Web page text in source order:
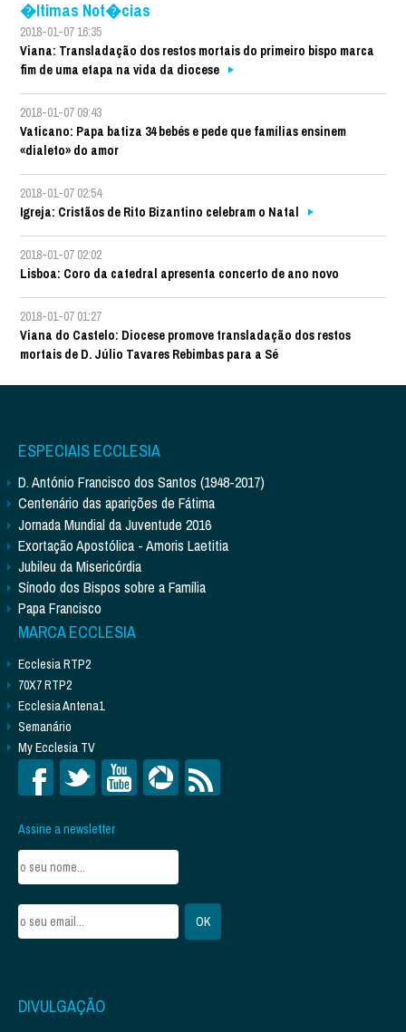
�ltimas Not�cias
2018-01-07 16:35
Viana: Transladação dos restos mortais do primeiro bispo marca
fim de uma etapa na vida da diocese
2018-01-07 09:43
Vaticano: Papa batiza 34 bebés e pede que famílias ensinem
«dialeto» do amor
2018-01-07 02:54
Igreja: Cristãos de Rito Bizantino celebram o Natal
2018-01-07 02:02
Lisboa: Coro da catedral apresenta concerto de ano novo
2018-01-07 01:27
Viana do Castelo: Diocese promove transladação dos restos
mortais de D. Júlio Tavares Rebimbas para a Sé
ESPECIAIS ECCLESIA
D. António Francisco dos Santos (1948-2017)
Centenário das aparições de Fátima
Jornada Mundial da Juventude 2016
Exortação Apostólica - Amoris Laetitia
Jubileu da Misericórdia
Sínodo dos Bispos sobre a Família
Papa Francisco
MARCA ECCLESIA
Ecclesia RTP2
70X7 RTP2
Ecclesia Antena1
Semanário
My Ecclesia TV
Assine a newsletter
DIVULGAÇÃO